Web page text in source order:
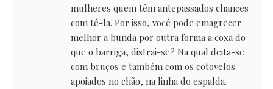
mulheres quem têm antepassados chances
com tê-la. Por isso, você pode emagrecer
melhor a bunda por outra forma a coxa do
que o barriga, distrai-se? Na qual deita-se
com bruços e também com os cotovelos
apoiados no chão, na linha do espalda.